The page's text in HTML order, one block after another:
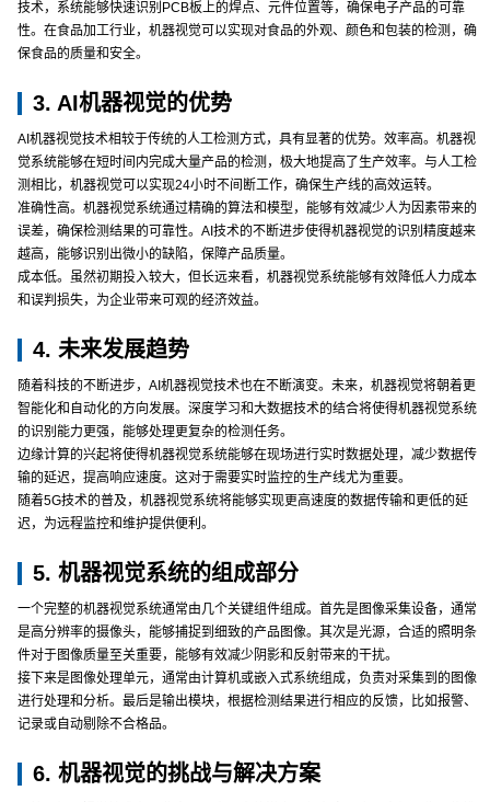
技术，系统能够快速识别PCB板上的焊点、元件位置等，确保电子产品的可靠
性。在食品加工行业，机器视觉可以实现对食品的外观、颜色和包装的检测，确
保食品的质量和安全。
3. AI机器视觉的优势
AI机器视觉技术相较于传统的人工检测方式，具有显著的优势。效率高。机器视
觉系统能够在短时间内完成大量产品的检测，极大地提高了生产效率。与人工检
测相比，机器视觉可以实现24小时不间断工作，确保生产线的高效运转。
准确性高。机器视觉系统通过精确的算法和模型，能够有效减少人为因素带来的
误差，确保检测结果的可靠性。AI技术的不断进步使得机器视觉的识别精度越来
越高，能够识别出微小的缺陷，保障产品质量。
成本低。虽然初期投入较大，但长远来看，机器视觉系统能够有效降低人力成本
和误判损失，为企业带来可观的经济效益。
4. 未来发展趋势
随着科技的不断进步，AI机器视觉技术也在不断演变。未来，机器视觉将朝着更
智能化和自动化的方向发展。深度学习和大数据技术的结合将使得机器视觉系统
的识别能力更强，能够处理更复杂的检测任务。
边缘计算的兴起将使得机器视觉系统能够在现场进行实时数据处理，减少数据传
输的延迟，提高响应速度。这对于需要实时监控的生产线尤为重要。
随着5G技术的普及，机器视觉系统将能够实现更高速度的数据传输和更低的延
迟，为远程监控和维护提供便利。
5. 机器视觉系统的组成部分
一个完整的机器视觉系统通常由几个关键组件组成。首先是图像采集设备，通常
是高分辨率的摄像头，能够捕捉到细致的产品图像。其次是光源，合适的照明条
件对于图像质量至关重要，能够有效减少阴影和反射带来的干扰。
接下来是图像处理单元，通常由计算机或嵌入式系统组成，负责对采集到的图像
进行处理和分析。最后是输出模块，根据检测结果进行相应的反馈，比如报警、
记录或自动剔除不合格品。
6. 机器视觉的挑战与解决方案